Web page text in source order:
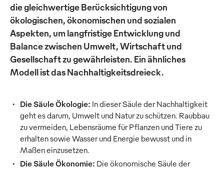
die gleichwertige Berücksichtigung von
ökologischen, ökonomischen und sozialen
Aspekten, um langfristige Entwicklung und
Balance zwischen Umwelt, Wirtschaft und
Gesellschaft zu gewährleisten. Ein ähnliches
Modell ist das Nachhaltigkeitsdreieck.
Die Säule Ökologie: In dieser Säule der Nachhaltigkeit
geht es darum, Umwelt und Natur zu schützen. Raubbau
zu vermeiden, Lebensräume für Pflanzen und Tiere zu
erhalten sowie Wasser und Energie bewusst und in
Maßen einzusetzen.
Die Säule Ökonomie: Die ökonomische Säule der